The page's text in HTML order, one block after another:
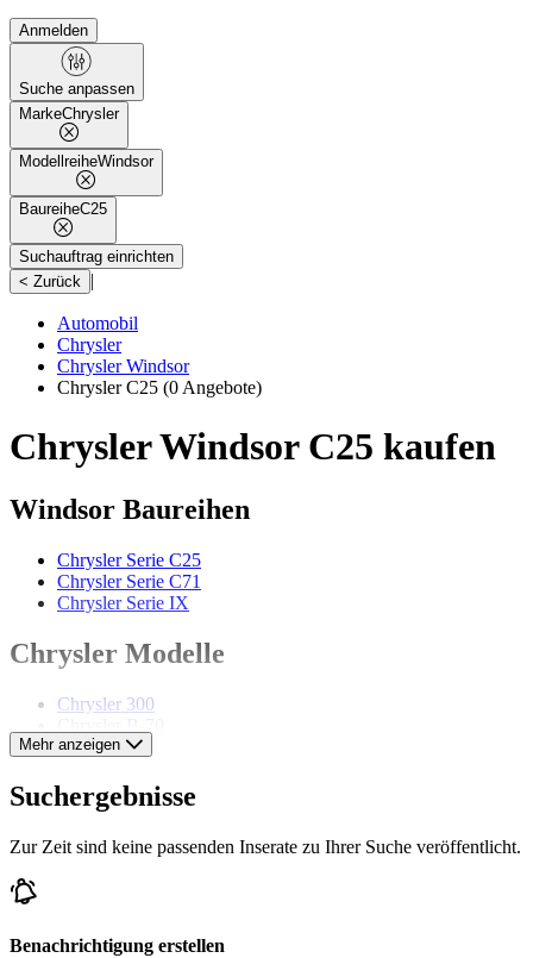
Anmelden
Suche anpassen
MarkeChrysler
ModellreiheWindsor
BaureiheC25
Suchauftrag einrichten
< Zurück |
Automobil
Chrysler
Chrysler Windsor
Chrysler C25 (0 Angebote)
Chrysler Windsor C25 kaufen
Windsor Baureihen
Chrysler Serie C25
Chrysler Serie C71
Chrysler Serie IX
Chrysler Modelle
Chrysler 300
Chrysler Daytona
Chrysler New Yorker
Chrysler Royal
Chrysler Serie 75
Mehr anzeigen
Suchergebnisse
Zur Zeit sind keine passenden Inserate zu Ihrer Suche veröffentlicht.
Benachrichtigung erstellen